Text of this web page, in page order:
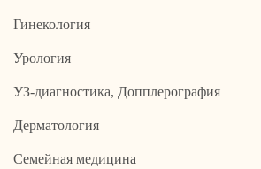
Гинекология
Урология
УЗ-диагностика, Допплерография
Дерматология
Семейная медицина